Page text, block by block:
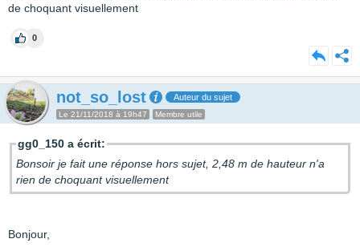
de choquant visuellement
0
not_so_lost Auteur du sujet
Le 21/11/2018 à 19h47 Membre utile
gg0_150 a écrit:
Bonsoir je fait une réponse hors sujet, 2,48 m de hauteur n'a
rien de choquant visuellement
Bonjour,